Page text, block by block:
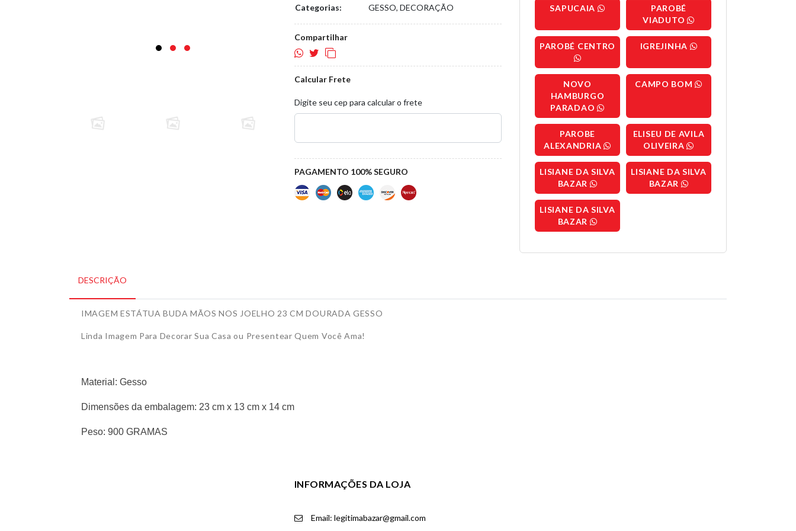
Categorias: GESSO, DECORAÇÃO
Compartilhar
Calcular Frete
Digite seu cep para calcular o frete
PAGAMENTO 100% SEGURO
SAPUCAIA
PAROBÉ
VIADUTO
PAROBÉ CENTRO IGREJINHA
NOVO
HAMBURGO
PARADAO
CAMPO BOM
PAROBE
ALEXANDRIA
ELISEU DE AVILA
OLIVEIRA
LISIANE DA SILVA
BAZAR
LISIANE DA SILVA
BAZAR
LISIANE DA SILVA
BAZAR
DESCRIÇÃO
IMAGEM ESTÁTUA BUDA MÃOS NOS JOELHO 23 CM DOURADA GESSO
Linda Imagem Para Decorar Sua Casa ou Presentear Quem Você Ama!
Material: Gesso
Dimensões da embalagem: 23 cm x 13 cm x 14 cm
Peso: 900 GRAMAS
INFORMAÇÕES DA LOJA
Email: legitimabazar@gmail.com